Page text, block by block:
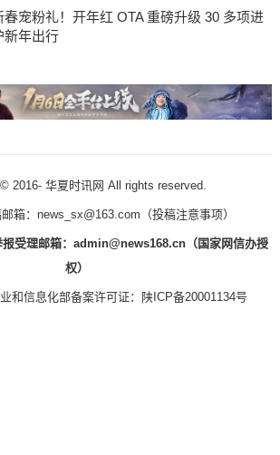
春宠粉礼！开年红 OTA 重磅升级 30 多项进
新年出行
2016- 华夏时讯网 All rights reserved.
箱：news_sx@163.com（投稿注意事项）
受理邮箱：admin@news168.cn（国家网信办授
权）
和信息化部备案许可证： 陕ICP备20001134号